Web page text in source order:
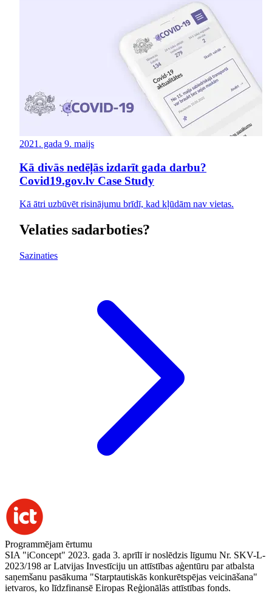
2021. gada 9. maijs
Kā divās nedēļās izdarīt gada darbu?
Covid19.gov.lv Case Study
Kā ātri uzbūvēt risinājumu brīdī, kad kļūdām nav vietas.
Velaties sadarboties?
Sazinaties
Programmējam ērtumu
SIA "iConcept" 2023. gada 3. aprīlī ir noslēdzis līgumu Nr. SKV-L-
2023/198 ar Latvijas Investīciju un attīstības aģentūru par atbalsta
saņemšanu pasākuma "Starptautiskās konkurētspējas veicināšana"
ietvaros, ko līdzfinansē Eiropas Reģionālās attīstības fonds.